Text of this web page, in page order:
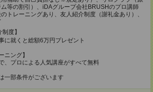
等の割引）、iDAグループ会社BRUSHのプロ講師
トレーニングあり、友人紹介制度（謝礼金あり）、
度】
に就くと総額6万円プレゼント
ニング】
、プロによる人気講座がすべて無料
一部条件がございます